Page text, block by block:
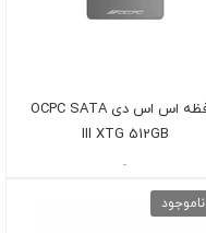
حافظه اس اس دی OCPC SATA
III XTG 512GB
-
ناموجود